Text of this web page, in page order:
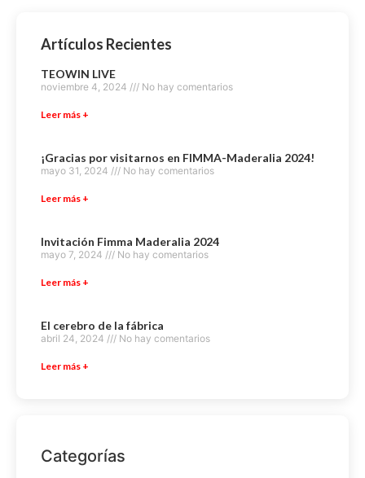
Artículos Recientes
TEOWIN LIVE
noviembre 4, 2024 No hay comentarios
Leer más +
¡Gracias por visitarnos en FIMMA-Maderalia 2024!
mayo 31, 2024 No hay comentarios
Leer más +
Invitación Fimma Maderalia 2024
mayo 7, 2024 No hay comentarios
Leer más +
El cerebro de la fábrica
abril 24, 2024 No hay comentarios
Leer más +
Categorías